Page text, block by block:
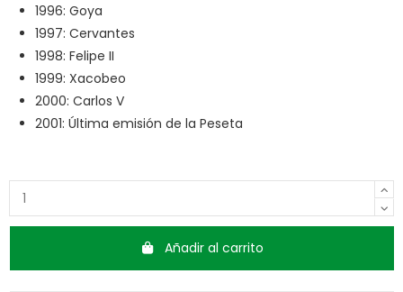
1996: Goya
1997: Cervantes
1998: Felipe II
1999: Xacobeo
2000: Carlos V
2001: Última emisión de la Peseta
Añadir al carrito